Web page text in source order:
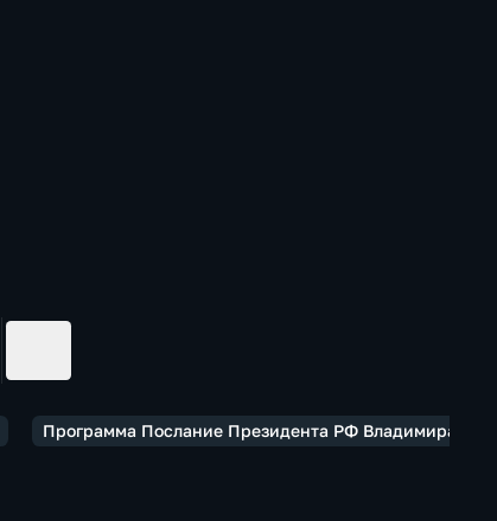
Программа Послание Президента РФ Владимира